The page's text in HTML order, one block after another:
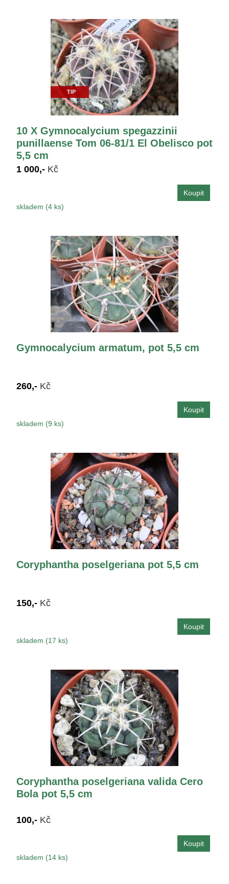
TIP
10 X Gymnocalycium spegazzinii
punillaense Tom 06-81/1 El Obelisco pot
5,5 cm
1 000,- Kč
skladem (4 ks)
Gymnocalycium armatum, pot 5,5 cm
260,- Kč
skladem (9 ks)
Coryphantha poselgeriana pot 5,5 cm
150,- Kč
skladem (17 ks)
Coryphantha poselgeriana valida Cero
Bola pot 5,5 cm
100,- Kč
skladem (14 ks)